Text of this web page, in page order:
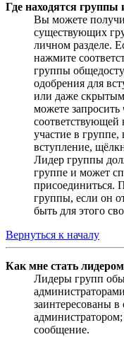
Где находятся группы
Вы можете
существующих
личном разделе.
нажмите
группы
одобрения для
или даже
можете
соответствующей
участие в
вступление,
Лидер группы
группе и может
присоединиться.
группы, если он
быть для этого
Вернуться к началу
Как мне стать
Лидеры групп
заинтересованы в
сообщение.